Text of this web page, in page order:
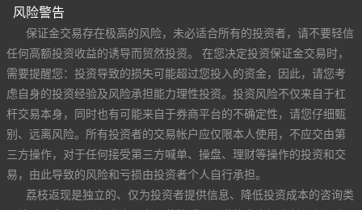
风险警告
保证金交易存在极高的风险，未必适合所有的投资者，请不要轻信
任何高额投资收益的诱导而贸然投资。 在您决定投资保证金交易时，
需要提醒您：投资导致的损失可能超过您投入的资金，因此，请您考
虑自身的投资经验及风险承担能力理性投资。投资风险不仅来自于杠
杆交易本身，同时也有可能来自于券商平台的不确定性，请您仔细甄
别、远离风险。所有投资者的交易帐户应仅限本人使用，不应交由第
三方操作，对于任何接受第三方喊单、操盘、理财等操作的投资和交
易，由此导致的风险和亏损由投资者个人自行承担。
荔枝返现是独立的、仅为投资者提供信息、降低投资成本的咨询类